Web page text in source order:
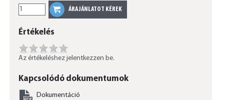
Értékelés
Az értékeléshez jelentkezzen be.
Kapcsolódó dokumentumok
Dokumentáció